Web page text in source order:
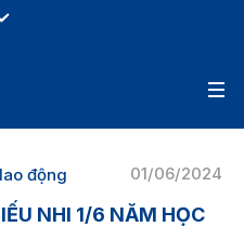
01/06/2024
động
NHI 1/6 NĂM HỌC